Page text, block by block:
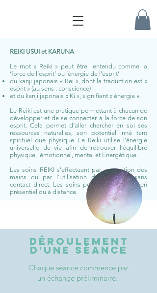
REIKI USUI et KARUNA
Le mot « Reiki » peut être entendu comme la
‘force de l’esprit’ ou ‘énergie de l’esprit’
du kanji japonais « Rei », dont la traduction est «
esprit » (au sens : conscience)
et du kanji japonais « Ki », signifiant « énergie ».
Le Reiki est une pratique permettant à chacun de
développer et de se connecter à la force de son
esprit. Cela permet d’aller chercher en soi ses
ressources naturelles, son potentiel inné tant
spirituel que physique. Le Reiki utilise l'énergie
universelle de vie afin de retrouver l'équilibre
physique, émotionnel, mental et Energétique.
Les soins REIKI s'effectuent par apposition des
mains ou par l'utilisation de symboles sans
contact direct. Les soins peuvent se réaliser en
présentiel ou à distance.
Déroulement
d'une séance
Chaque séance commence par
un échange préliminaire.